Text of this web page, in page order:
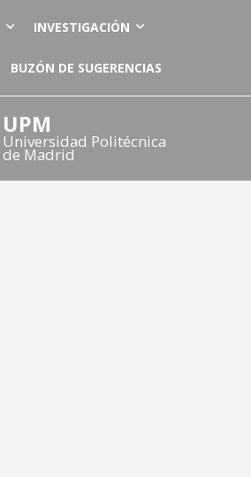
INVESTIGACIÓN
BUZÓN DE SUGERENCIAS
UPM
Universidad Politécnica
de Madrid